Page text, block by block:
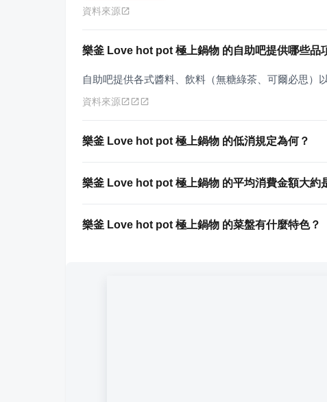
資料來源
樂釜 Love hot pot 極上鍋物 的自助吧提供哪些品
自助吧提供各式醬料、飲料（無糖綠茶、可爾必思）
資料來源
樂釜 Love hot pot 極上鍋物 的低消規定為何？
樂釜 Love hot pot 極上鍋物 的平均消費金額大約
樂釜 Love hot pot 極上鍋物 的菜盤有什麼特色？